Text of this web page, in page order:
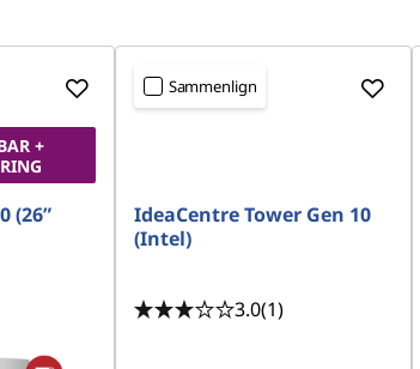
+
(26”
Sammenlign
IdeaCentre Tower Gen 10
(Intel)
3.0(1)